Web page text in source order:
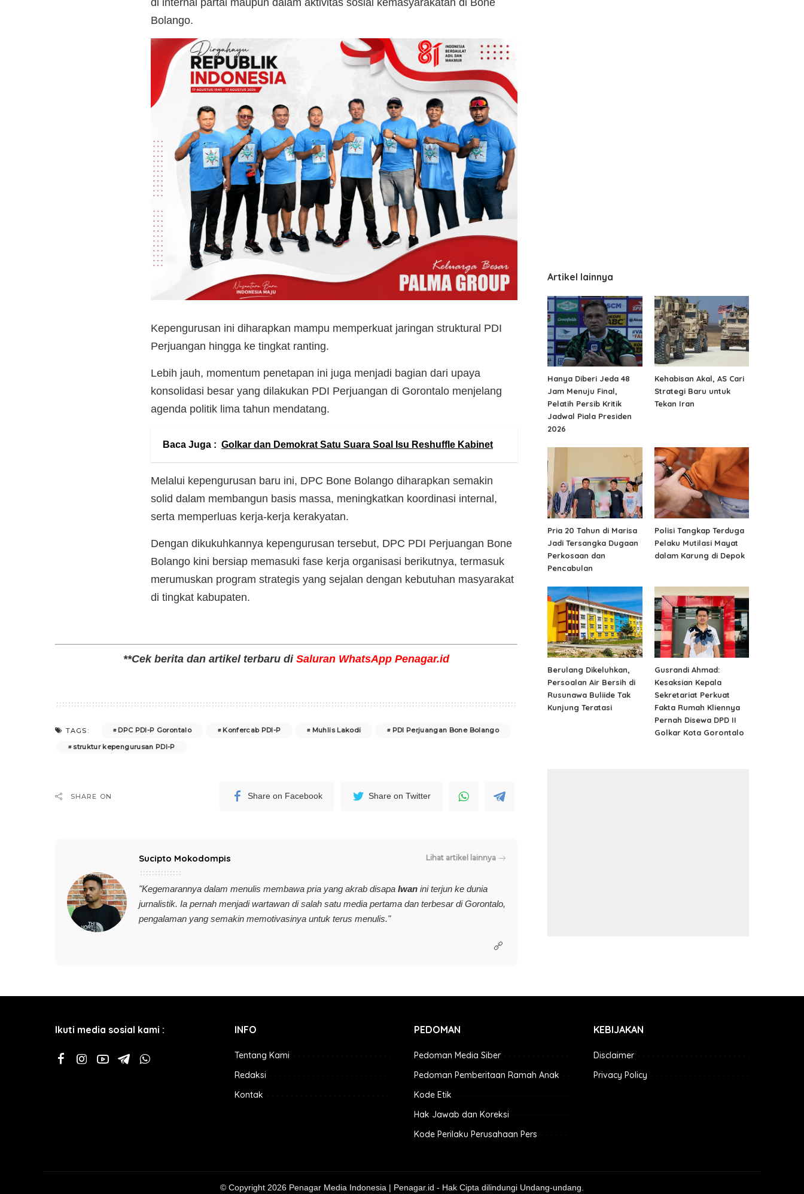
Bolango.
Kepengurusan ini diharapkan mampu memperkuat jaringan struktural PDI
Perjuangan hingga ke tingkat ranting.
Lebih jauh, momentum penetapan ini juga menjadi bagian dari upaya
konsolidasi besar yang dilakukan PDI Perjuangan di Gorontalo menjelang
agenda politik lima tahun mendatang.
Baca Juga : Golkar dan Demokrat Satu Suara Soal Isu Reshuffle Kabinet
Melalui kepengurusan baru ini, DPC Bone Bolango diharapkan semakin
solid dalam membangun basis massa, meningkatkan koordinasi internal,
serta memperluas kerja-kerja kerakyatan.
Dengan dikukuhkannya kepengurusan tersebut, DPC PDI Perjuangan Bone
Bolango kini bersiap memasuki fase kerja organisasi berikutnya, termasuk
merumuskan program strategis yang sejalan dengan kebutuhan masyarakat
di tingkat kabupaten.
**Cek berita dan artikel terbaru diSaluran WhatsApp Penagar.id
TAGS: DPC PDI-P Gorontalo Konfercab PDI-P Muhlis Lakodi
PDI Perjuangan Bone Bolango
struktur kepengurusan PDI-P
SHARE ON Share on Facebook Share on Twitter
Sucipto Mokodompis Lihat artikel lainnya
"Kegemarannya dalam menulis membawa pria yang akrab disapa Iwan ini terjun ke dunia
jurnalistik. Ia pernah menjadi wartawan di salah satu media pertama dan terbesar di Gorontalo,
pengalaman yang semakin memotivasinya untuk terus menulis."
Artikel lainnya
Hanya Diberi Jeda 48
Jam Menuju Final,
Pelatih Persib Kritik
Jadwal Piala Presiden
2026
Kehabisan Akal, AS Cari
Strategi Baru untuk
Tekan Iran
Pria 20 Tahun di Marisa
Jadi Tersangka Dugaan
Perkosaan dan
Pencabulan
Polisi Tangkap Terduga
Pelaku Mutilasi Mayat
dalam Karung di Depok
Berulang Dikeluhkan,
Persoalan Air Bersih di
Rusunawa Buliide Tak
Kunjung Teratasi
Gusrandi Ahmad:
Kesaksian Kepala
Sekretariat Perkuat
Fakta Rumah Kliennya
Pernah Disewa DPD II
Golkar Kota Gorontalo
Ikuti media sosial kami : INFO
Tentang Kami
Redaksi
Kontak
PEDOMAN
Pedoman Media Siber
Pedoman Pemberitaan Ramah Anak
Kode Etik
Hak Jawab dan Koreksi
Kode Perilaku Perusahaan Pers
KEBIJAKAN
Disclaimer
Privacy Policy
© Copyright 2026 Penagar Media Indonesia | Penagar.id - Hak Cipta dilindungi Undang-undang.